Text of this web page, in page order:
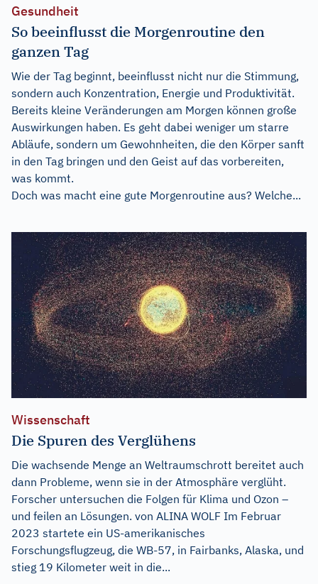
Gesundheit
So beeinflusst die Morgenroutine den
ganzen Tag
Wie der Tag beginnt, beeinflusst nicht nur die Stimmung,
sondern auch Konzentration, Energie und Produktivität.
Bereits kleine Veränderungen am Morgen können große
Auswirkungen haben. Es geht dabei weniger um starre
Abläufe, sondern um Gewohnheiten, die den Körper sanft
in den Tag bringen und den Geist auf das vorbereiten,
was kommt.
Doch was macht eine gute Morgenroutine aus? Welche...
Wissenschaft
Die Spuren des Verglühens
Die wachsende Menge an Weltraumschrott bereitet auch
dann Probleme, wenn sie in der Atmosphäre verglüht.
Forscher untersuchen die Folgen für Klima und Ozon –
und feilen an Lösungen. von ALINA WOLF Im Februar
2023 startete ein US-amerikanisches
Forschungsflugzeug, die WB-57, in Fairbanks, Alaska, und
stieg 19 Kilometer weit in die...